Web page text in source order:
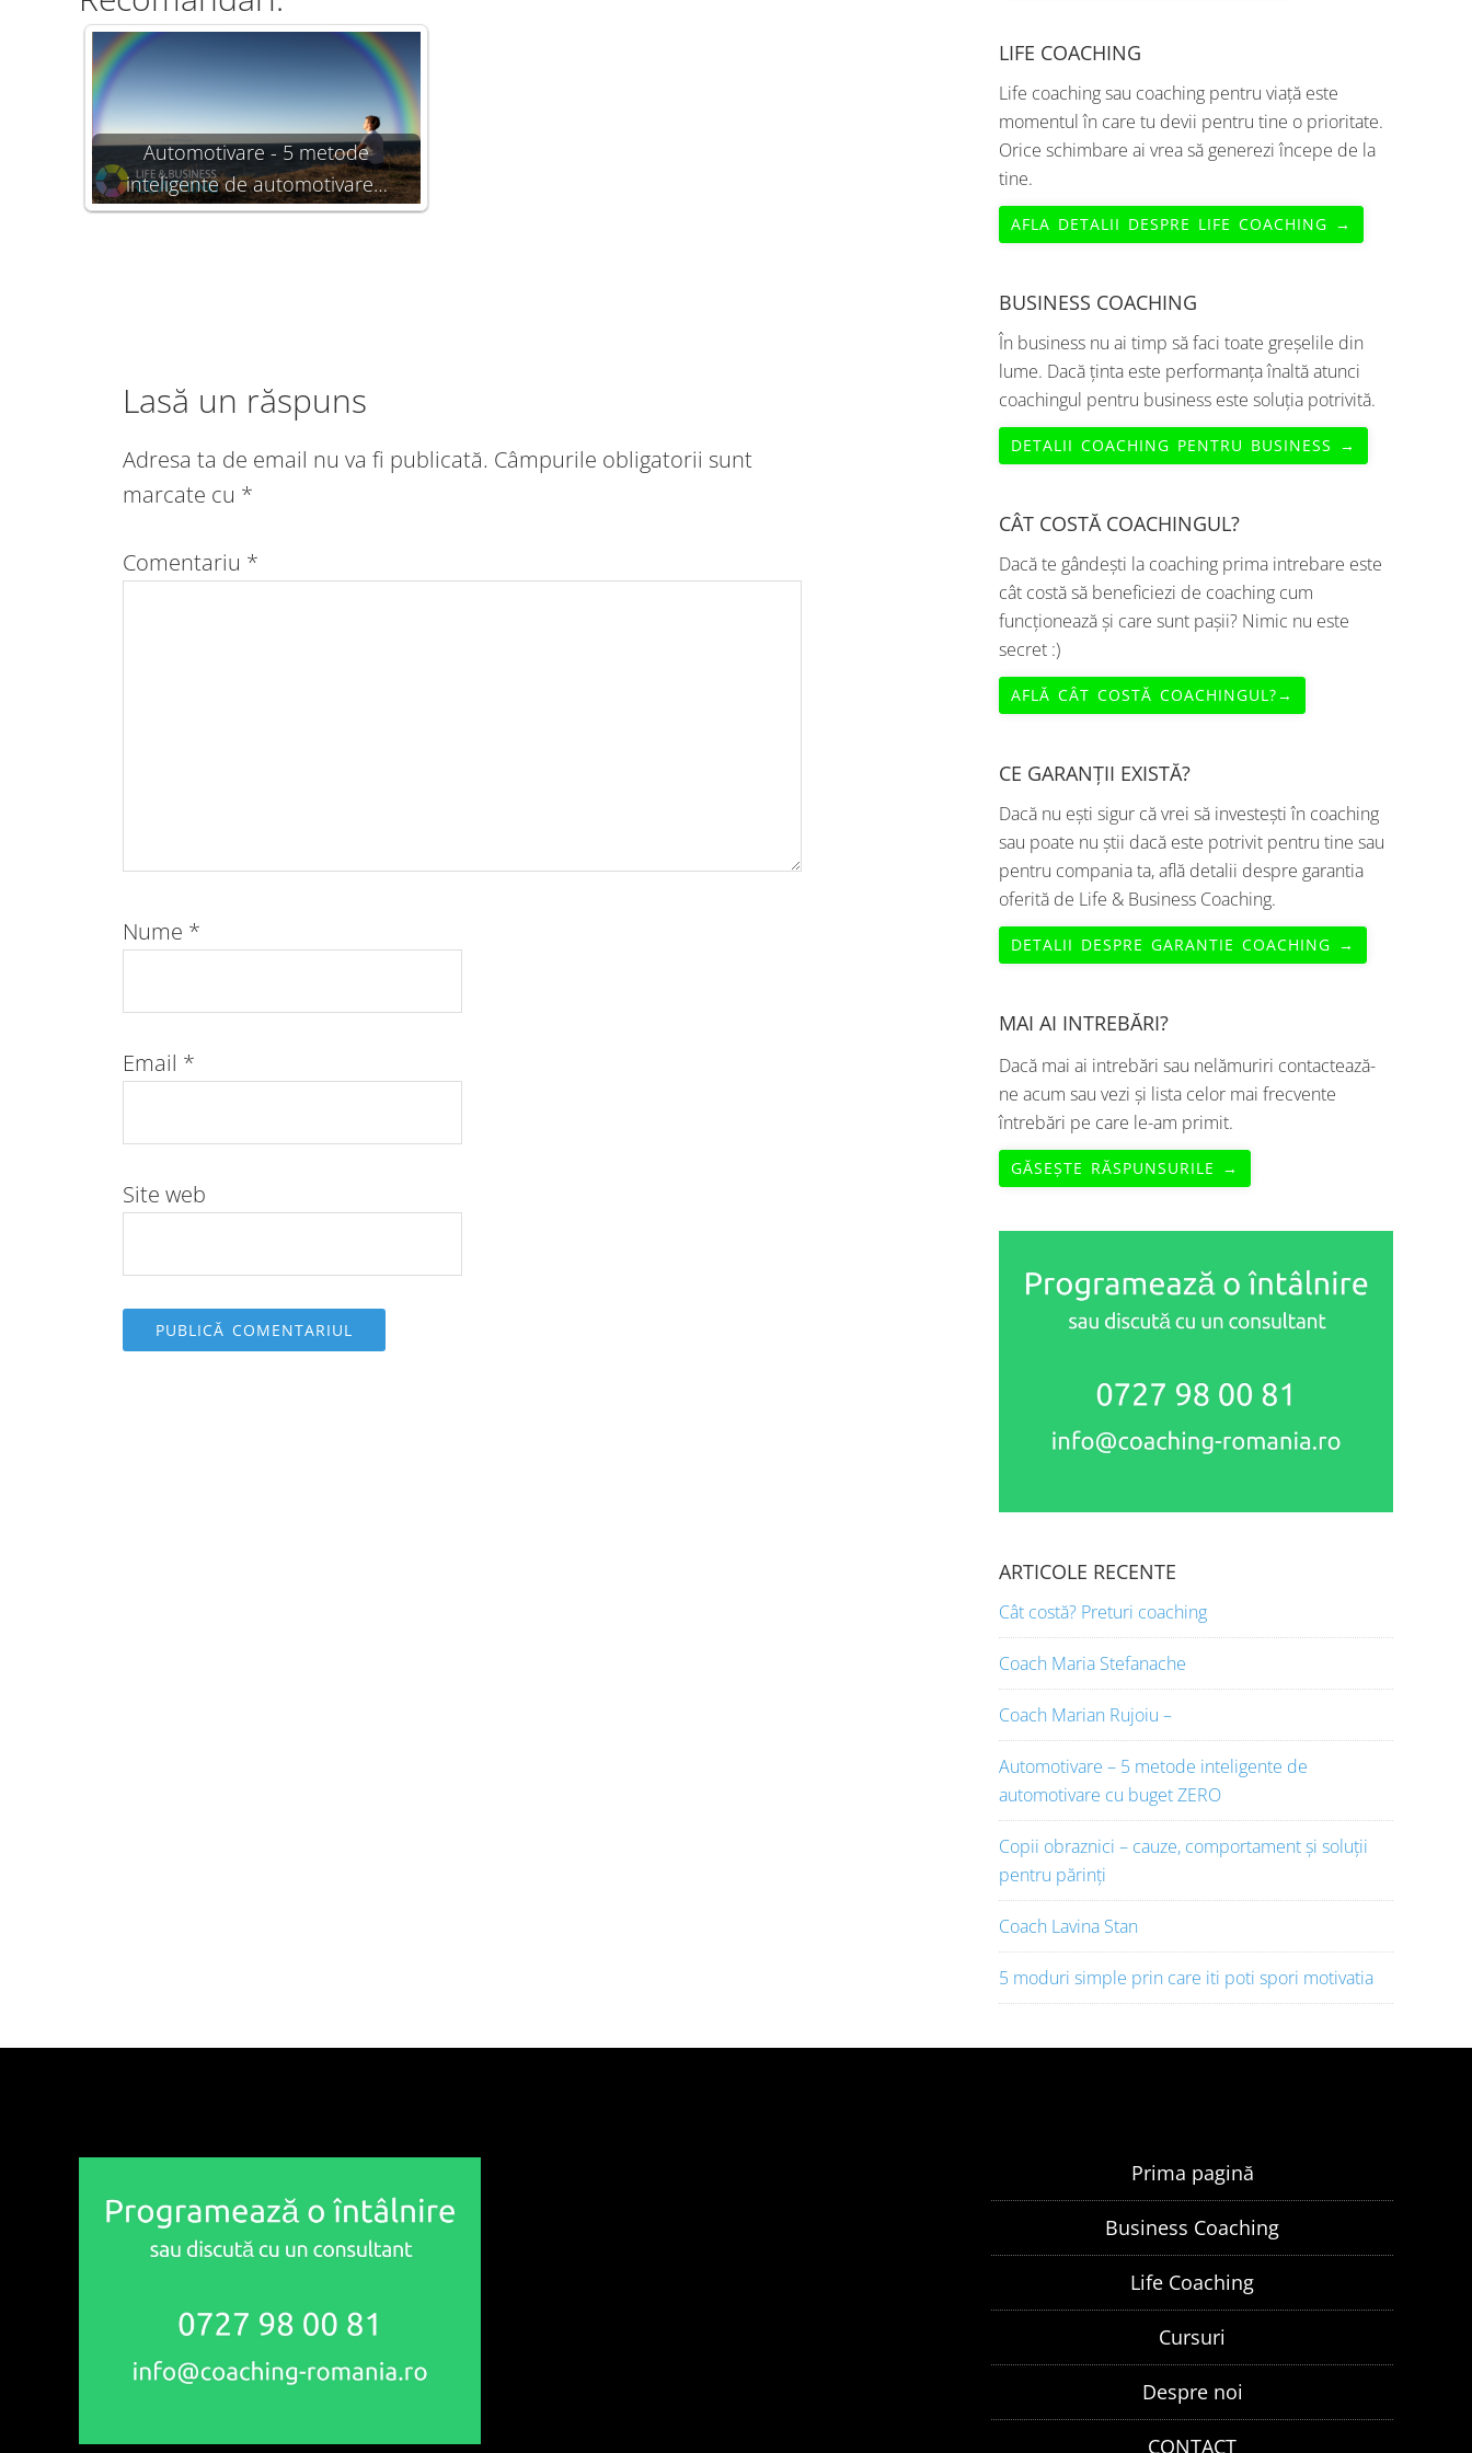
Automotivare - 5 metode
inteligente de automotivare…
Lasă un răspuns
Adresa ta de email nu va fi publicată. Câmpurile obligatorii sunt
marcate cu *
Comentariu *
Nume *
Email *
Site web
LIFE COACHING
Life coaching sau coaching pentru viață este
momentul în care tu devii pentru tine o prioritate.
Orice schimbare ai vrea să generezi începe de la
tine.
AFLA DETALII DESPRE LIFE COACHING →
BUSINESS COACHING
În business nu ai timp să faci toate greșelile din
lume. Dacă ținta este performanța înaltă atunci
coachingul pentru business este soluția potrivită.
DETALII COACHING PENTRU BUSINESS →
CÂT COSTĂ COACHINGUL?
Dacă te gândești la coaching prima intrebare este
cât costă să beneficiezi de coaching cum
funcționează și care sunt pașii? Nimic nu este
secret :)
AFLĂ CÂT COSTĂ COACHINGUL?→
CE GARANȚII EXISTĂ?
Dacă nu ești sigur că vrei să investești în coaching
sau poate nu știi dacă este potrivit pentru tine sau
pentru compania ta, află detalii despre garantia
oferită de Life & Business Coaching.
DETALII DESPRE GARANTIE COACHING →
MAI AI INTREBĂRI?
Dacă mai ai intrebări sau nelămuriri contactează-
ne acum sau vezi și lista celor mai frecvente
întrebări pe care le-am primit.
GĂSEȘTE RĂSPUNSURILE →
ARTICOLE RECENTE
Cât costă? Preturi coaching
Coach Maria Stefanache
Coach Marian Rujoiu –
Automotivare – 5 metode inteligente de
automotivare cu buget ZERO
Copii obraznici – cauze, comportament și soluții
pentru părinți
Coach Lavina Stan
5 moduri simple prin care iti poti spori motivatia
Prima pagină
Business Coaching
Life Coaching
Cursuri
Despre noi
CONTACT